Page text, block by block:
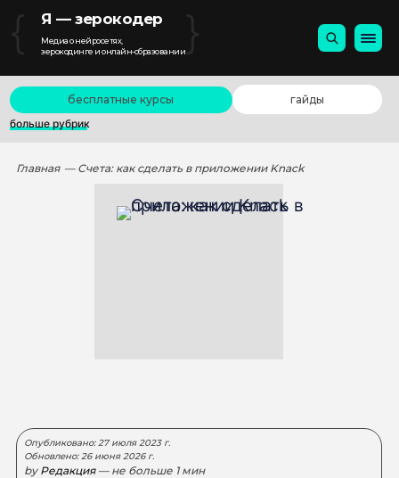
{ Я — зерокодер
Медиа о нейросетях,
зерокодинге и онлайн-образовании}
бесплатные курсы
гайды
больше рубрик
Главная — Счета: как сделать в приложении Knack
Опубликовано: 27 июля 2023 г.
Обновлено: 26 июня 2026 г.
by Редакция — не больше 1 мин